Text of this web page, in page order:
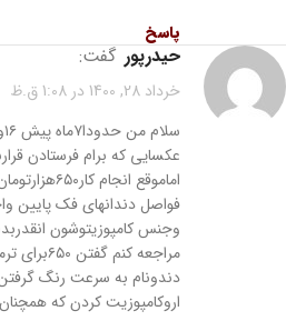
پاسخ
حیدرپور گفت:
خرداد 28, 1400 در 1:08 ق.ظ
اماموقع
وجنس کامپوزیتوشون
مراجعه
دندونام به سرعت رنگ
اروکامپوزیت کردن که